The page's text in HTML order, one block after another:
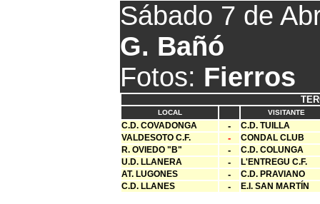
Sábado 7 de
G. Bañó
Fotos: Fierros
LOCAL VISITANTE
C.D. COVADONGA -
C.D. TUILLA
VALDESOTO C.F.
-
CONDAL CLUB
R. OVIEDO "B"
-
C.D. COLUNGA
U.D. LLANERA
-
L'ENTREGU C.F.
AT. LUGONES
-
C.D. PRAVIANO
C.D. LLANES
- E.I. SAN MARTÍN